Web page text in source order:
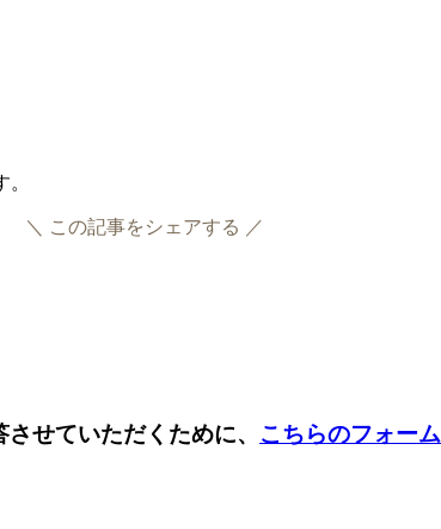
＼ この記事をシェアする ／
せていただくために、 こちらのフォーム